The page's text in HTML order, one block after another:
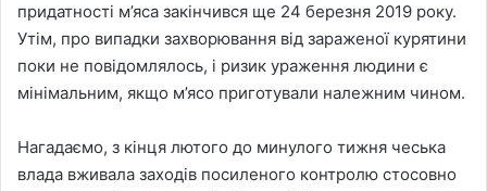
придатності м’яса закінчився ще 24 березня 2019 року.
Утім, про випадки захворювання від зараженої курятини
поки не повідомлялось, і ризик ураження людини є
мінімальним, якщо м’ясо приготували належним чином.
Нагадаємо, з кінця лютого до минулого тижня чеська
влада вживала заходів посиленого контролю стосовно